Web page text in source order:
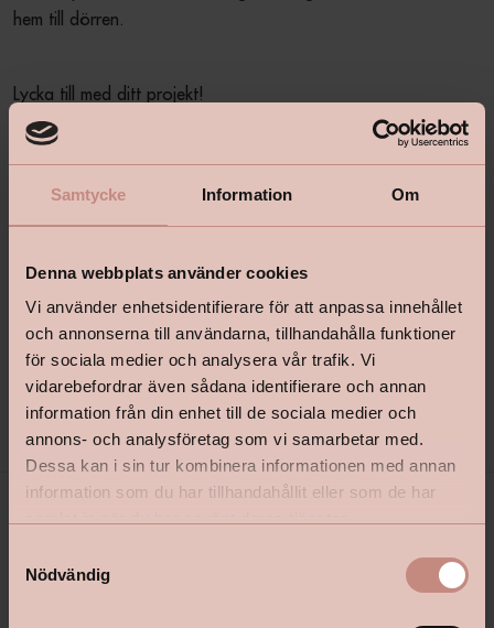
Samtycke Information Om
Denna webbplats använder cookies
Vi använder enhetsidentifierare för att anpassa innehållet
och annonserna till användarna, tillhandahålla funktioner
för sociala medier och analysera vår trafik. Vi
vidarebefordrar även sådana identifierare och annan
information från din enhet till de sociala medier och
annons- och analysföretag som vi samarbetar med.
Dessa kan i sin tur kombinera informationen med annan
information som du har tillhandahållit eller som de har
Nödvändig
hem till dörren.
Lycka till med ditt projekt!
Observera att dem färdiga kulörerna i kulörväljaren för
som bryts i NCS-kod har en standardmässig leveranstid.
Produktbeskrivning
Specifikationer